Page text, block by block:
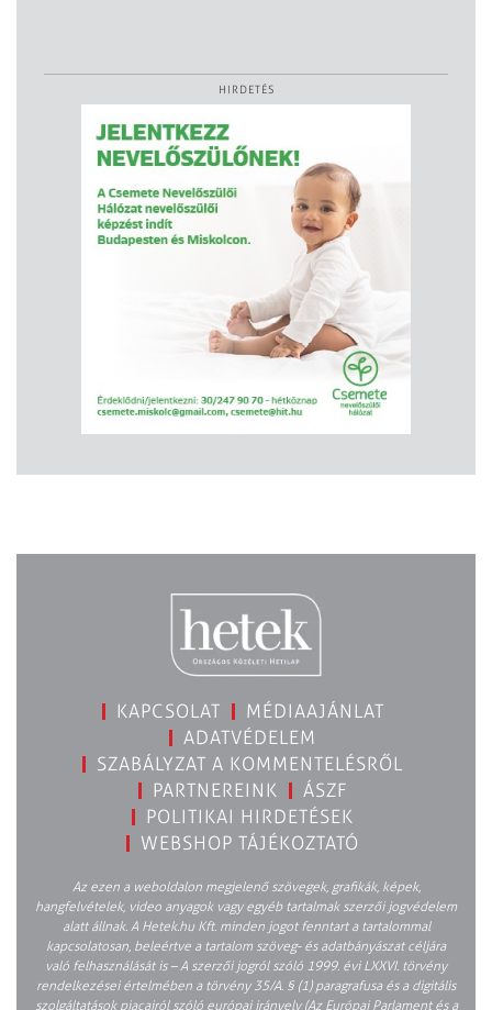
HIRDETÉS
KAPCSOLAT
MÉDIAAJÁNLAT
ADATVÉDELEM
SZABÁLYZAT A KOMMENTELÉSRŐL
PARTNEREINK
ÁSZF
POLITIKAI HIRDETÉSEK
WEBSHOP TÁJÉKOZTATÓ
Az ezen a weboldalon megjelenő szövegek, grafikák, képek,
hangfelvételek, video anyagok vagy egyéb tartalmak szerzői jogvédelem
alatt állnak. A Hetek.hu Kft. minden jogot fenntart a tartalommal
kapcsolatosan, beleértve a tartalom szöveg- és adatbányászat céljára
való felhasználását is – A szerzői jogról szóló 1999. évi LXXVI. törvény
rendelkezései értelmében a törvény 35/A. § (1) paragrafusa és a digitális
szolgáltatások piacairól szóló európai irányelv (Az Európai Parlament és a